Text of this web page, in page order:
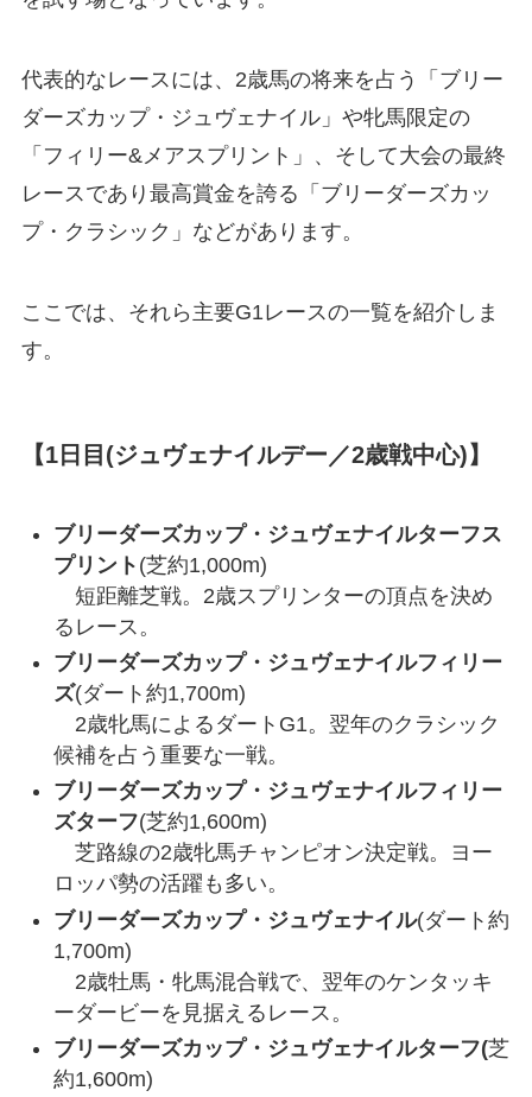
代表的なレースには、2歳馬の将来を占う「ブリー
ダーズカップ・ジュヴェナイル」や牝馬限定の
「フィリー&メアスプリント」、そして大会の最終
レースであり最高賞金を誇る「ブリーダーズカッ
プ・クラシック」などがあります。
ここでは、それら主要G1レースの一覧を紹介しま
す。
【1日目(ジュヴェナイルデー／2歳戦中心)】
ブリーダーズカップ・ジュヴェナイルターフス
プリント (芝約1,000m)
短距離芝戦。2歳スプリンターの頂点を決め
るレース。
ブリーダーズカップ・ジュヴェナイルフィリー
ズ(ダート約1,700m)
2歳牝馬によるダートG1。翌年のクラシック
候補を占う重要な一戦。
ブリーダーズカップ・ジュヴェナイルフィリー
ズターフ(芝約1,600m)
芝路線の2歳牝馬チャンピオン決定戦。ヨー
ロッパ勢の活躍も多い。
ブリーダーズカップ・ジュヴェナイル(ダート約
1,700m)
2歳牡馬・牝馬混合戦で、翌年のケンタッキ
ーダービーを見据えるレース。
ブリーダーズカップ・ジュヴェナイルターフ(芝
約1,600m)